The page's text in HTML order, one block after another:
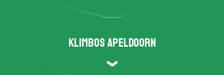
Klimbos Apeldoorn